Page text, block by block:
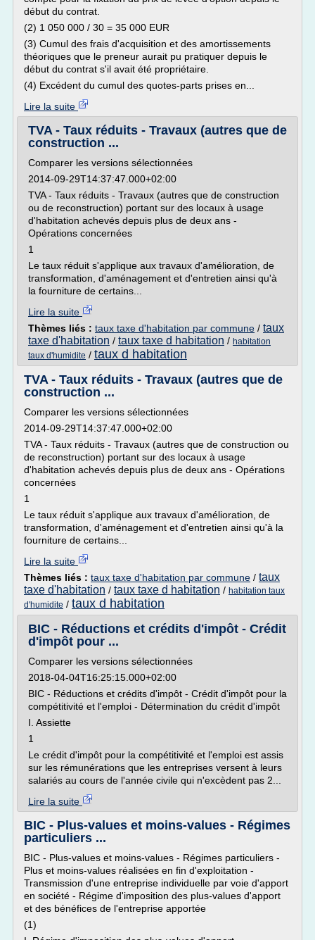
début du contrat.
(2) 1 050 000 / 30 = 35 000 EUR
(3) Cumul des frais d'acquisition et des amortissements
théoriques que le preneur aurait pu pratiquer depuis le
début du contrat s'il avait été propriétaire.
(4) Excédent du cumul des quotes-parts prises en...
Lire la suite
TVA - Taux réduits - Travaux (autres que de
construction ...
Comparer les versions sélectionnées
2014-09-29T14:37:47.000+02:00
TVA - Taux réduits - Travaux (autres que de construction
ou de reconstruction) portant sur des locaux à usage
d'habitation achevés depuis plus de deux ans -
Opérations concernées
1
Le taux réduit s'applique aux travaux d'amélioration, de
transformation, d'aménagement et d'entretien ainsi qu'à
la fourniture de certains...
Lire la suite
Thèmes liés : taux taxe d'habitation par commune / taux
taxe d'habitation / taux taxe d habitation / habitation
taux d'humidite / taux d habitation
TVA - Taux réduits - Travaux (autres que de
construction ...
Comparer les versions sélectionnées
2014-09-29T14:37:47.000+02:00
TVA - Taux réduits - Travaux (autres que de construction ou
de reconstruction) portant sur des locaux à usage
d'habitation achevés depuis plus de deux ans - Opérations
concernées
1
Le taux réduit s'applique aux travaux d'amélioration, de
transformation, d'aménagement et d'entretien ainsi qu'à la
fourniture de certains...
Lire la suite
Thèmes liés : taux taxe d'habitation par commune / taux
taxe d'habitation / taux taxe d habitation / habitation taux
d'humidite / taux d habitation
BIC - Réductions et crédits d'impôt - Crédit
d'impôt pour ...
Comparer les versions sélectionnées
2018-04-04T16:25:15.000+02:00
BIC - Réductions et crédits d'impôt - Crédit d'impôt pour la
compétitivité et l'emploi - Détermination du crédit d'impôt
I. Assiette
1
Le crédit d'impôt pour la compétitivité et l'emploi est assis
sur les rémunérations que les entreprises versent à leurs
salariés au cours de l'année civile qui n'excèdent pas 2...
Lire la suite
BIC - Plus-values et moins-values - Régimes
particuliers ...
BIC - Plus-values et moins-values - Régimes particuliers -
Plus et moins-values réalisées en fin d'exploitation -
Transmission d'une entreprise individuelle par voie d'apport
en société - Régime d'imposition des plus-values d'apport
et des bénéfices de l'entreprise apportée
(1)